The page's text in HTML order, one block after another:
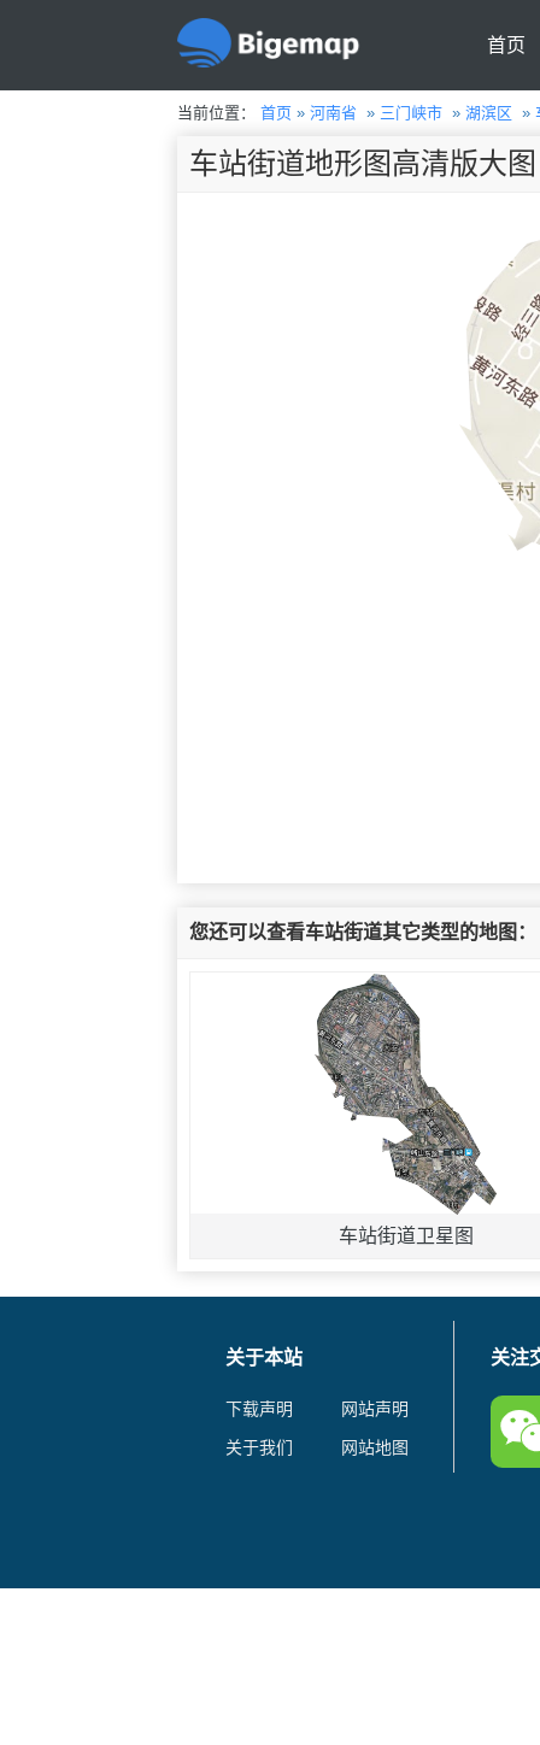
首页
当前位置： 首页» 河南省 » 三门峡市» 湖滨区 »
车站街道地形图高清版大图
您还可以查看车站街道其它类型的地图：
车站街道卫星图
关于本站
下载声明
网站声明
关于我们
网站地图
关注